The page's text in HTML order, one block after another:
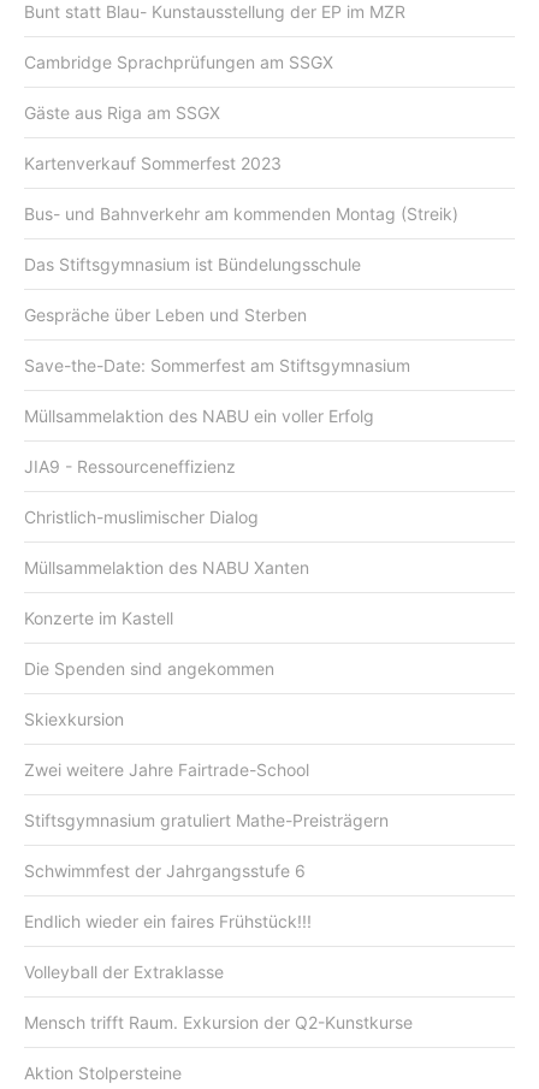
Bunt statt Blau- Kunstausstellung der EP im MZR
Cambridge Sprachprüfungen am SSGX
Gäste aus Riga am SSGX
Kartenverkauf Sommerfest 2023
Bus- und Bahnverkehr am kommenden Montag (Streik)
Das Stiftsgymnasium ist Bündelungsschule
Gespräche über Leben und Sterben
Save-the-Date: Sommerfest am Stiftsgymnasium
Müllsammelaktion des NABU ein voller Erfolg
JIA9 - Ressourceneffizienz
Christlich-muslimischer Dialog
Müllsammelaktion des NABU Xanten
Konzerte im Kastell
Die Spenden sind angekommen
Skiexkursion
Zwei weitere Jahre Fairtrade-School
Stiftsgymnasium gratuliert Mathe-Preisträgern
Schwimmfest der Jahrgangsstufe 6
Endlich wieder ein faires Frühstück!!!
Volleyball der Extraklasse
Mensch trifft Raum. Exkursion der Q2-Kunstkurse
Aktion Stolpersteine